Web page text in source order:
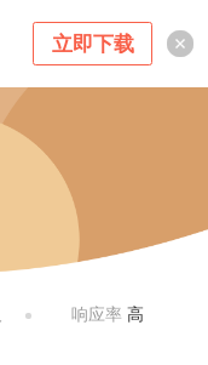
立即下载
响应率高